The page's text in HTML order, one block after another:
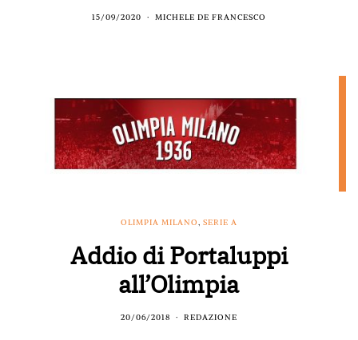
15/09/2020 MICHELE DE FRANCESCO
OLIMPIA MILANO SERIE A
Addio di Portaluppi
all’Olimpia
20/06/2018 REDAZIONE